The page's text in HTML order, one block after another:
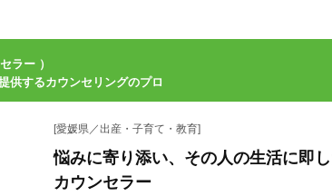
ラー ）
供するカウンセリングのプロ
[愛媛県／出産・子育て・教育]
悩みに寄り添い、その人の生活に即
カウンセラー